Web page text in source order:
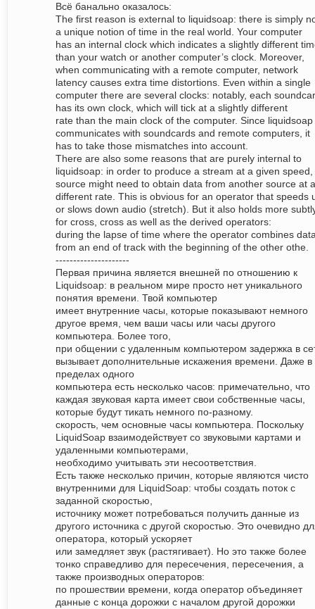
Всё банально оказалось:
The first reason is external to liquidsoap: there is simply
a unique notion of time in the real world. Your computer
has an internal clock which indicates a slightly different
than your watch or another computer’s clock. Moreover,
when communicating with a remote computer, network
latency causes extra time distortions. Even within a single
computer there are several clocks: notably, each
has its own clock, which will tick at a slightly different
rate than the main clock of the computer. Since liquidsoap
communicates with soundcards and remote computers, it
has to take those mismatches into account.
There are also some reasons that are purely internal to
liquidsoap: in order to produce a stream at a given speed,
source might need to obtain data from another source at a
different rate. This is obvious for an operator that speeds
or slows down audio (stretch). But it also holds more
for cross, cross as well as the derived operators:
during the lapse of time where the operator combines
from an end of track with the beginning of the other othe.
---------------------
Первая причина является внешней по отношению к
Liquidsoap: в реальном мире просто нет уникального
понятия времени. Твой компьютер
имеет внутренние часы, которые показывают немного
другое время, чем ваши часы или часы другого
компьютера. Более того,
при общении с удаленным компьютером задержка в
вызывает дополнительные искажения времени. Даже в
пределах одного
компьютера есть несколько часов: примечательно, что
каждая звуковая карта имеет свои собственные часы,
которые будут тикать немного по-разному.
скорость, чем основные часы компьютера. Поскольку
LiquidSoap взаимодействует со звуковыми картами и
удаленными компьютерами,
необходимо учитывать эти несоответствия.
Есть также несколько причин, которые являются чисто
внутренними для LiquidSoap: чтобы создать поток с
заданной скоростью,
источнику может потребоваться получить данные из
другого источника с другой скоростью. Это очевидно
оператора, который ускоряет
или замедляет звук (растягивает). Но это также более
тонко справедливо для пересечения, пересечения, а
также производных операторов:
по прошествии времени, когда оператор объединяет
данные с конца дорожки с началом другой дорожки